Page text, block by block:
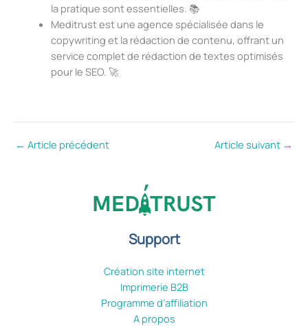
la pratique sont essentielles. 📚
Meditrust est une agence spécialisée dans le
copywriting et la rédaction de contenu, offrant un
service complet de rédaction de textes optimisés
pour le SEO. 🚀
← Article précédent Article suivant →
Support
Création site internet
Imprimerie B2B
Programme d’affiliation
A propos